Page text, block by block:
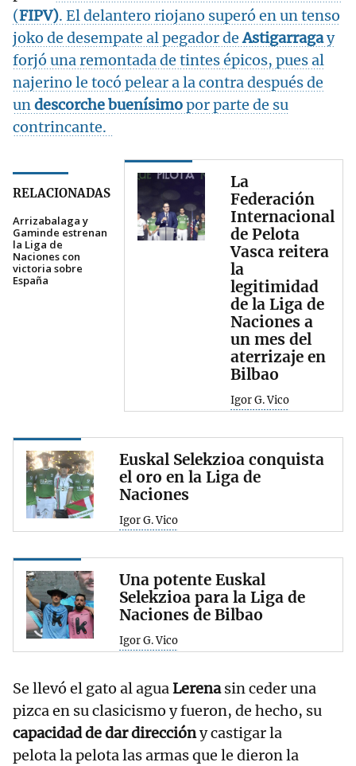
(FIPV). El delantero riojano superó en un tenso
joko de desempate al pegador deAstigarragay
forjó una remontada de tintes épicos, pues al
najerino le tocó pelear a la contra después de
undescorche buenísimopor parte de su
contrincante.
RELACIONADAS
Arrizabalaga y
Gaminde estrenan
la Liga de
Naciones con
victoria sobre
España
La
Federación
Internacional
de Pelota
Vasca reitera
la
legitimidad
de la Liga de
Naciones a
un mes del
aterrizaje en
Bilbao
Igor G. Vico
Euskal Selekzioa conquista
el oro en la Liga de
Naciones
Igor G. Vico
Una potente Euskal
Selekzioa para la Liga de
Naciones de Bilbao
Igor G. Vico
Se llevó el gato al agua Lerenasin ceder una
pizca en su clasicismo y fueron, de hecho, su
capacidad de dar direccióny castigar la
pelota la pelota las armas que le dieron la